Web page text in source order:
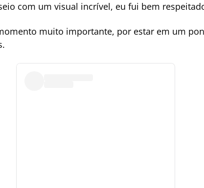
com um visual incrível, eu fui bem
muito importante, por estar em um